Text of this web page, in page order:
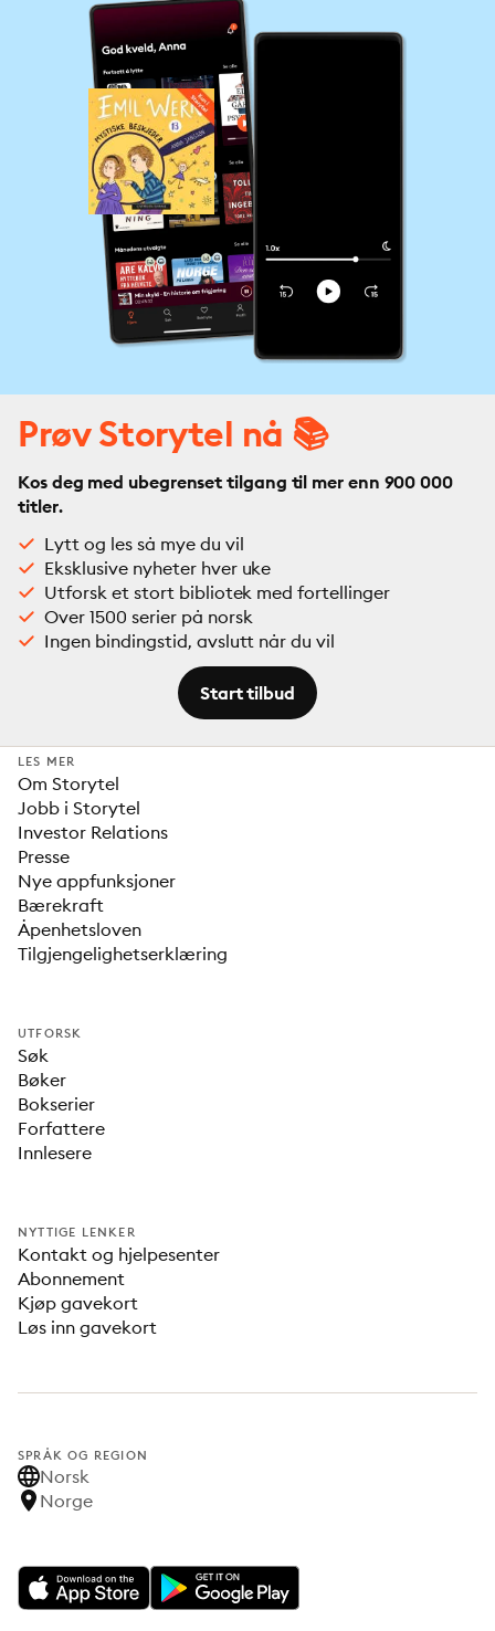
Prøv Storytel nå 📚
Kos deg med ubegrenset tilgang til mer enn 900 000
titler.
Lytt og les så mye du vil
Eksklusive nyheter hver uke
Utforsk et stort bibliotek med fortellinger
Over 1500 serier på norsk
Ingen bindingstid, avslutt når du vil
Start tilbud
LES MER
Om Storytel
Jobb i Storytel
Investor Relations
Presse
Nye appfunksjoner
Bærekraft
Åpenhetsloven
Tilgjengelighetserklæring
UTFORSK
Søk
Bøker
Bokserier
Forfattere
Innlesere
NYTTIGE LENKER
Kontakt og hjelpesenter
Abonnement
Kjøp gavekort
Løs inn gavekort
SPRÅK OG REGION
Norsk
Norge